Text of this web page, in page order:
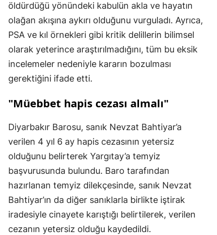
öldürdüğü yönündeki kabulün akla ve hayatın
olağan akışına aykırı olduğunu vurguladı. Ayrıca,
PSA ve kıl örnekleri gibi kritik delillerin bilimsel
olarak yeterince araştırılmadığını, tüm bu eksik
incelemeler nedeniyle kararın bozulması
gerektiğini ifade etti.
"Müebbet hapis cezası almalı"
Diyarbakır Barosu, sanık Nevzat Bahtiyar’a
verilen 4 yıl 6 ay hapis cezasının yetersiz
olduğunu belirterek Yargıtay’a temyiz
başvurusunda bulundu. Baro tarafından
hazırlanan temyiz dilekçesinde, sanık Nevzat
Bahtiyar’ın da diğer sanıklarla birlikte iştirak
iradesiyle cinayete karıştığı belirtilerek, verilen
cezanın yetersiz olduğu kaydedildi.